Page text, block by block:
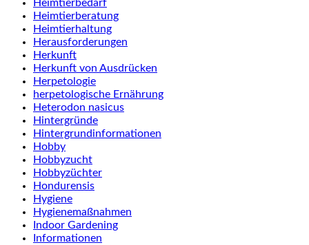
Heimtierbedarf
Heimtierberatung
Heimtierhaltung
Herausforderungen
Herkunft
Herkunft von Ausdrücken
Herpetologie
herpetologische Ernährung
Heterodon nasicus
Hintergründe
Hintergrundinformationen
Hobby
Hobbyzucht
Hobbyzüchter
Hondurensis
Hygiene
Hygienemaßnahmen
Indoor Gardening
Informationen